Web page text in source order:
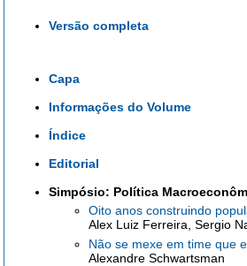
Versão completa
Capa
Informações do Volume
Índice
Editorial
Simpósio: Política
Oito anos construindo
Alex Luiz Ferreira, Sergio
Não se mexe em time que
Alexandre Schwartsman